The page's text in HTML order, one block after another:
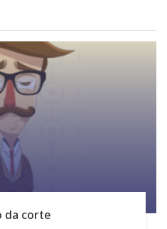
da corte